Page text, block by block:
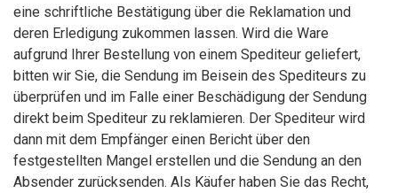
eine schriftliche Bestätigung über die Reklamation und
deren Erledigung zukommen lassen. Wird die Ware
aufgrund Ihrer Bestellung von einem Spediteur geliefert,
bitten wir Sie, die Sendung im Beisein des Spediteurs zu
überprüfen und im Falle einer Beschädigung der Sendung
direkt beim Spediteur zu reklamieren. Der Spediteur wird
dann mit dem Empfänger einen Bericht über den
festgestellten Mangel erstellen und die Sendung an den
Absender zurücksenden. Als Käufer haben Sie das Recht,